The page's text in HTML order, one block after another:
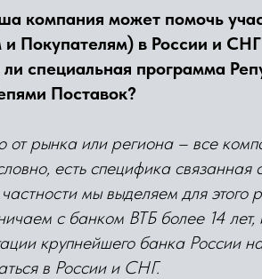
компания может помочь
Покупателям) в России и
ли специальная программа
Поставок?
от рынка или региона – все
есть специфика
мы выделяем для этого
с банком ВТБ более 14
крупнейшего банка
в России и СНГ.